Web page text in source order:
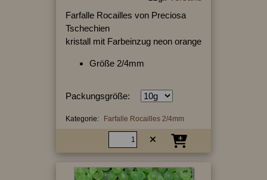
Farfalle Rocailles von Preciosa
Tschechien
kristall mit Farbeinzug neon orange
Größe 2/4mm
Packungsgröße:
Kategorie: Farfalle Rocailles 2/4mm